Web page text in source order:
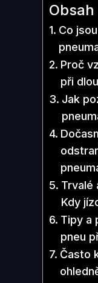
Obsah
Co
Proč
při
Jak
Trvalé
Kdy
Tipy a
pneu
Často